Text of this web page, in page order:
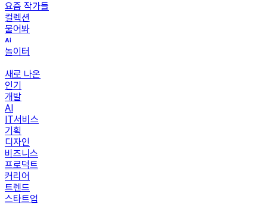
요즘 작가들
컬렉션
물어봐
놀이터
새로 나온
인기
개발
AI
IT서비스
기획
디자인
비즈니스
프로덕트
커리어
트렌드
스타트업